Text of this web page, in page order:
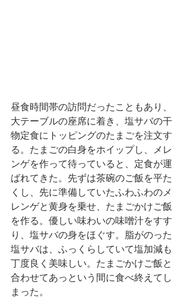
昼食時間帯の訪問だったこともあり、
大テーブルの座席に着き、塩サバの干
物定食にトッピングのたまごを注文す
る。たまごの白身をホイップし、メレ
ンゲを作って待っていると、定食が運
ばれてきた。先ずは茶碗のご飯を平た
くし、先に準備していたふわふわのメ
レンゲと黄身を乗せ、たまごかけご飯
を作る。優しい味わいの味噌汁をすす
り、塩サバの身をほぐす。脂がのった
塩サバは、ふっくらしていて塩加減も
丁度良く美味しい。たまごかけご飯と
合わせてあっという間に食べ終えてし
まった。